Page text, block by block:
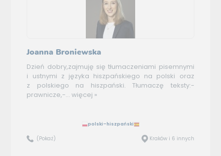
Joanna Broniewska
Dzień dobry,zajmuję się tłumaczeniami pisemnymi
i ustnymi z języka hiszpańskiego na polski oraz
z polskiego na hiszpański. Tłumaczę teksty:-
prawnicze,-... więcej »
polski–hiszpański
(Pokaż) Kraków i 6 innych